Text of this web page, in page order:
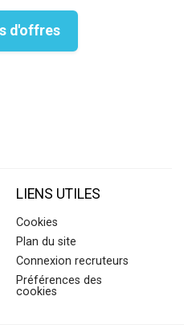
d'offres
LIENS UTILES
Cookies
Plan du site
Connexion recruteurs
Préférences des
cookies